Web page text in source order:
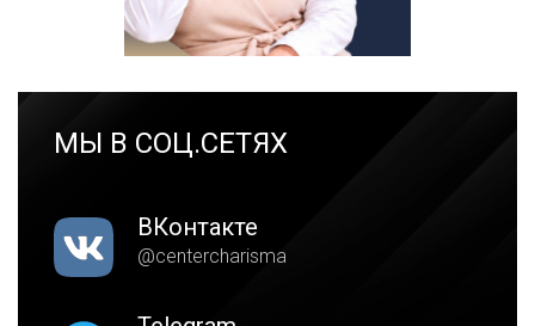
МЫ В СОЦ.СЕТЯХ
ВКонтакте
@centercharisma